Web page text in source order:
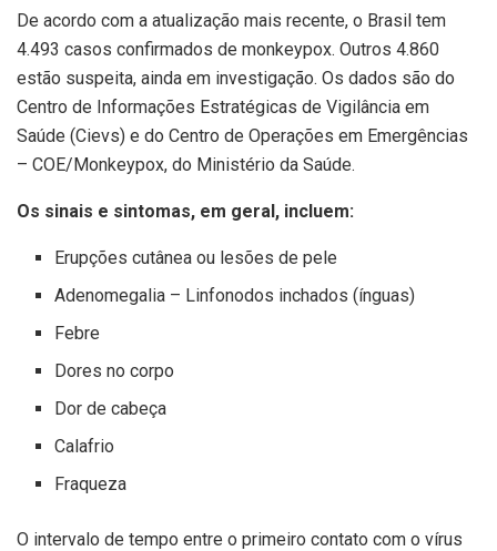
De acordo com a atualização mais recente, o Brasil tem
4.493 casos confirmados de monkeypox. Outros 4.860
estão suspeita, ainda em investigação. Os dados são do
Centro de Informações Estratégicas de Vigilância em
Saúde (Cievs) e do Centro de Operações em Emergências
– COE/Monkeypox, do Ministério da Saúde.
Os sinais e sintomas, em geral, incluem:
Erupções cutânea ou lesões de pele
Adenomegalia – Linfonodos inchados (ínguas)
Febre
Dores no corpo
Dor de cabeça
Calafrio
Fraqueza
O intervalo de tempo entre o primeiro contato com o vírus